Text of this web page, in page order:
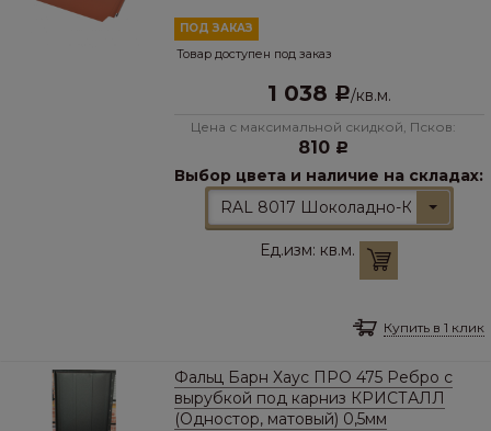
ПОД ЗАКАЗ
Товар доступен под заказ
1 038 Р/кв.м.
Цена с максимальной скидкой, Псков:
810 Р
Выбор цвета и наличие на складах:
RAL 8017 Шоколадно-
Ед.изм: кв.м.
Купить в 1 клик
Фальц Барн Хаус ПРО 475 Ребро с
вырубкой под карниз КРИСТАЛЛ
(Одностор, матовый) 0,5мм